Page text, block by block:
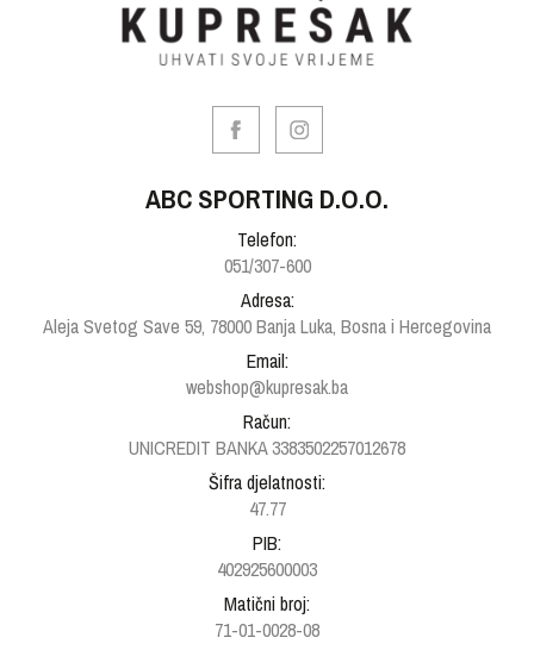
ABC SPORTING D.O.O.
Telefon:
051/307-600
Adresa:
Aleja Svetog Save 59, 78000 Banja Luka, Bosna i Hercegovina
Email:
webshop@kupresak.ba
Račun:
UNICREDIT BANKA 3383502257012678
Šifra djelatnosti:
47.77
PIB:
402925600003
Matični broj:
71-01-0028-08